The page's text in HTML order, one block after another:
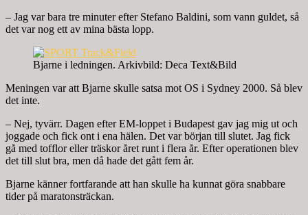
– Jag var bara tre minuter efter Stefano Baldini, som vann guldet, så
det var nog ett av mina bästa lopp.
Bjarne i ledningen. Arkivbild: Deca Text&Bild
Meningen var att Bjarne skulle satsa mot OS i Sydney 2000. Så blev
det inte.
– Nej, tyvärr. Dagen efter EM-loppet i Budapest gav jag mig ut och
joggade och fick ont i ena hälen. Det var början till slutet. Jag fick
gå med tofflor eller träskor året runt i flera år. Efter operationen blev
det till slut bra, men då hade det gått fem år.
Bjarne känner fortfarande att han skulle ha kunnat göra snabbare
tider på maratonsträckan.